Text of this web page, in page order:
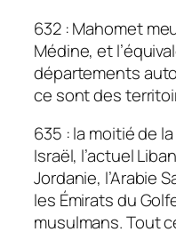
632 : Mahomet
Médine, et
départements
ce sont des
635 : la moitié de
Israël, l’actuel
Jordanie, l’Arabie
les Émirats du
musulmans. Tout